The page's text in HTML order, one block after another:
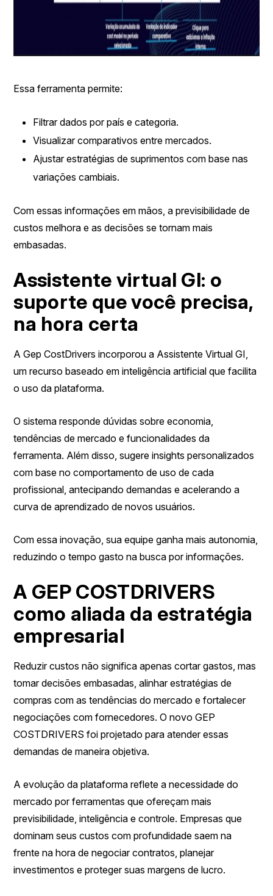
Essa ferramenta permite:
Filtrar dados por país e categoria.
Visualizar comparativos entre mercados.
Ajustar estratégias de suprimentos com base nas
variações cambiais.
Com essas informações em mãos, a previsibilidade de
custos melhora e as decisões se tornam mais
embasadas.
Assistente virtual GI: o
suporte que você precisa,
na hora certa
A Gep CostDrivers incorporou a Assistente Virtual GI,
um recurso baseado em inteligência artificial que facilita
o uso da plataforma.
O sistema responde dúvidas sobre economia,
tendências de mercado e funcionalidades da
ferramenta. Além disso, sugere insights personalizados
com base no comportamento de uso de cada
profissional, antecipando demandas e acelerando a
curva de aprendizado de novos usuários.
Com essa inovação, sua equipe ganha mais autonomia,
reduzindo o tempo gasto na busca por informações.
A GEP COSTDRIVERS
como aliada da estratégia
empresarial
Reduzir custos não significa apenas cortar gastos, mas
tomar decisões embasadas, alinhar estratégias de
compras com as tendências do mercado e fortalecer
negociações com fornecedores. O novo GEP
COSTDRIVERS foi projetado para atender essas
demandas de maneira objetiva.
A evolução da plataforma reflete a necessidade do
mercado por ferramentas que ofereçam mais
previsibilidade, inteligência e controle. Empresas que
dominam seus custos com profundidade saem na
frente na hora de negociar contratos, planejar
investimentos e proteger suas margens de lucro.